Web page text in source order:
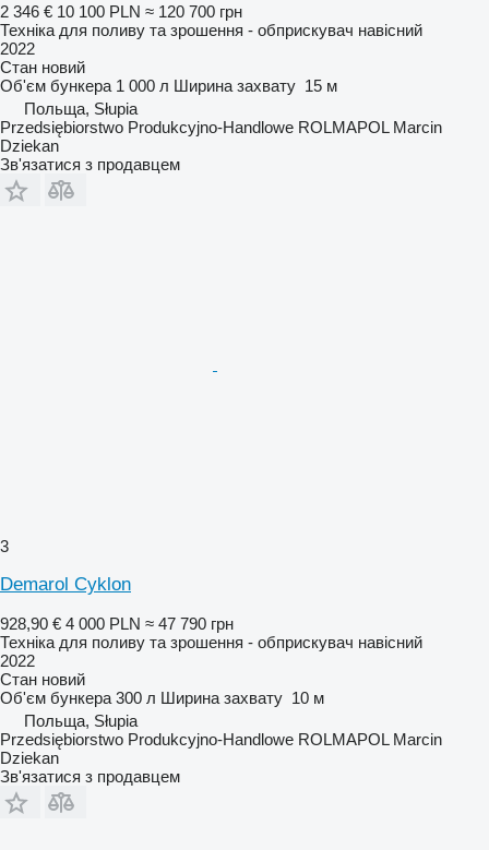
2 346 € 10 100 PLN ≈ 120 700 грн
Техніка для поливу та зрошення - обприскувач навісний
2022
Стан новий
Об'єм бункера 1 000 л Ширина захвату 15 м
Польща, Słupia
Przedsiębiorstwo Produkcyjno-Handlowe ROLMAPOL Marcin
Dziekan
Зв'язатися з продавцем
3
Demarol Cyklon
928,90 € 4 000 PLN ≈ 47 790 грн
Техніка для поливу та зрошення - обприскувач навісний
2022
Стан новий
Об'єм бункера 300 л Ширина захвату 10 м
Польща, Słupia
Przedsiębiorstwo Produkcyjno-Handlowe ROLMAPOL Marcin
Dziekan
Зв'язатися з продавцем